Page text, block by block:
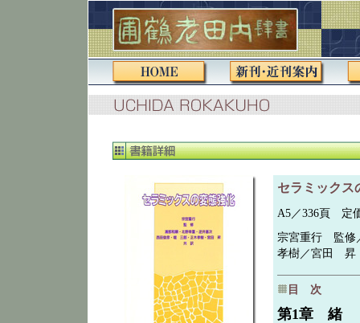
セラミックス
A5／336頁 定
宗宮重行 監修
孝樹／宮田 昇
目 次
第1章